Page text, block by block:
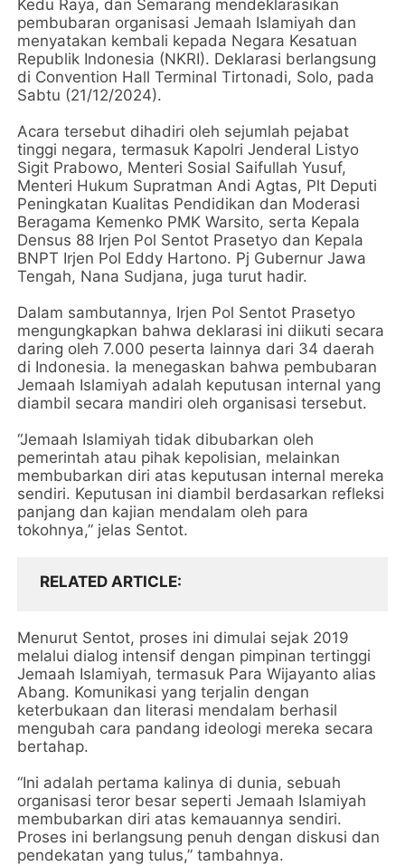
Kedu Raya, dan Semarang mendeklarasikan
pembubaran organisasi Jemaah Islamiyah dan
menyatakan kembali kepada Negara Kesatuan
Republik Indonesia (NKRI). Deklarasi berlangsung
di Convention Hall Terminal Tirtonadi, Solo, pada
Sabtu (21/12/2024).
Acara tersebut dihadiri oleh sejumlah pejabat
tinggi negara, termasuk Kapolri Jenderal Listyo
Sigit Prabowo, Menteri Sosial Saifullah Yusuf,
Menteri Hukum Supratman Andi Agtas, Plt Deputi
Peningkatan Kualitas Pendidikan dan Moderasi
Beragama Kemenko PMK Warsito, serta Kepala
Densus 88 Irjen Pol Sentot Prasetyo dan Kepala
BNPT Irjen Pol Eddy Hartono. Pj Gubernur Jawa
Tengah, Nana Sudjana, juga turut hadir.
Dalam sambutannya, Irjen Pol Sentot Prasetyo
mengungkapkan bahwa deklarasi ini diikuti secara
daring oleh 7.000 peserta lainnya dari 34 daerah
di Indonesia. Ia menegaskan bahwa pembubaran
Jemaah Islamiyah adalah keputusan internal yang
diambil secara mandiri oleh organisasi tersebut.
“Jemaah Islamiyah tidak dibubarkan oleh
pemerintah atau pihak kepolisian, melainkan
membubarkan diri atas keputusan internal mereka
sendiri. Keputusan ini diambil berdasarkan refleksi
panjang dan kajian mendalam oleh para
tokohnya,” jelas Sentot.
RELATED ARTICLE
Menurut Sentot, proses ini dimulai sejak 2019
melalui dialog intensif dengan pimpinan tertinggi
Jemaah Islamiyah, termasuk Para Wijayanto alias
Abang. Komunikasi yang terjalin dengan
keterbukaan dan literasi mendalam berhasil
mengubah cara pandang ideologi mereka secara
bertahap.
“Ini adalah pertama kalinya di dunia, sebuah
organisasi teror besar seperti Jemaah Islamiyah
membubarkan diri atas kemauannya sendiri.
Proses ini berlangsung penuh dengan diskusi dan
pendekatan yang tulus,” tambahnya.